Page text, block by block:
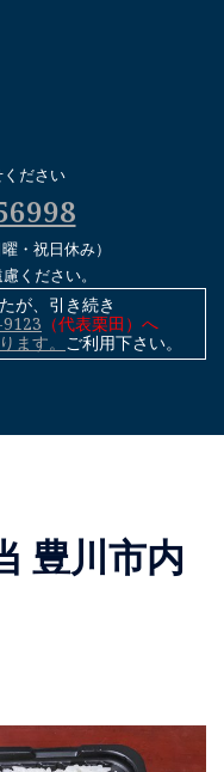
ださい
・祝日休み）
ください。
が、引き続き
（代表栗田）へ
ます。 ご利用下さい。
豊川市内